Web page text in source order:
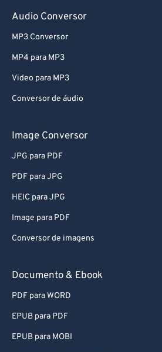
Audio Conversor
MP3 Conversor
MP4 para MP3
Video para MP3
Conversor de áudio
Image Conversor
JPG para PDF
PDF para JPG
HEIC para JPG
Image para PDF
Conversor de imagens
Documento & Ebook
PDF para WORD
EPUB para PDF
EPUB para MOBI